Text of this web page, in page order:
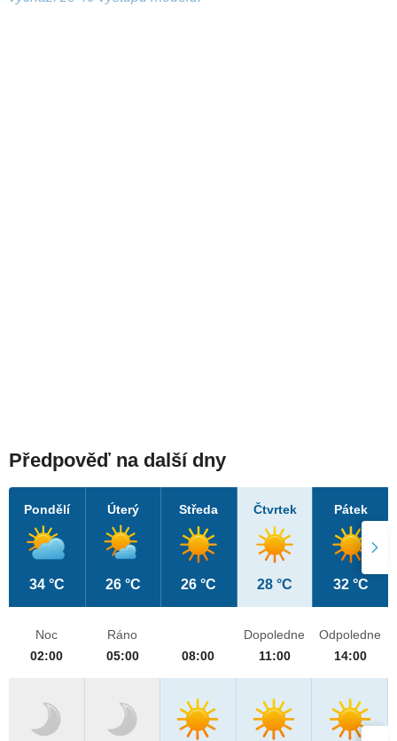
Předpověď na další dny
Pondělí
34 °C
Úterý
26 °C
Středa
26 °C
Čtvrtek
28 °C
Pátek
32 °C
Noc
02:00
Ráno
05:00
08:00
Dopoledne
11:00
Odpoledne
14:00